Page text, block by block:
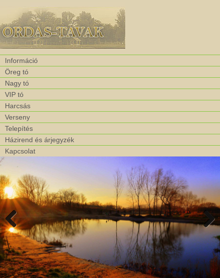
Információ
Öreg tó
Nagy tó
VIP tó
Harcsás
Verseny
Telepítés
Házirend és árjegyzék
Kapcsolat
Previous Next